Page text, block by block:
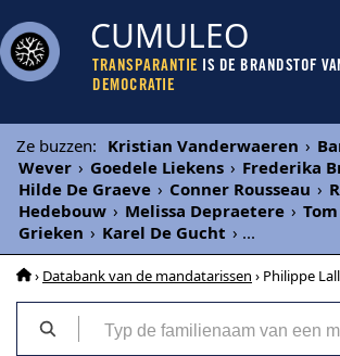
CUMULEO
TRANSPARANTIE IS DE BRANDSTOF
DEMOCRATIE
Ze buzzen: Kristian Vanderwaeren ›
Wever › Goedele Liekens › Frederika
Hilde De Graeve › Conner Rousseau ›
Hedebouw › Melissa Depraetere ›
Grieken › Karel De Gucht › ...
› Databank van de mandatarissen › Philippe